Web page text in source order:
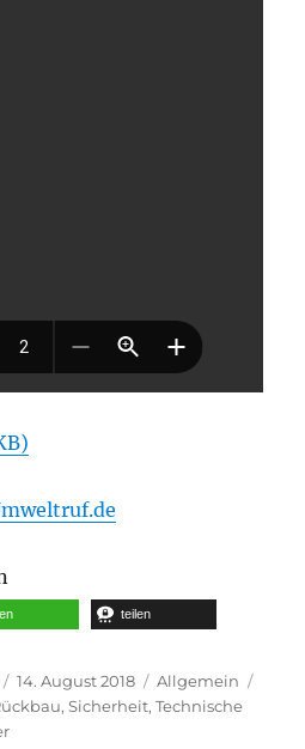
teilen
Veröffentlicht
am
14. August 2018 Kategorien
Allgemein
,Sicherheit,Technische